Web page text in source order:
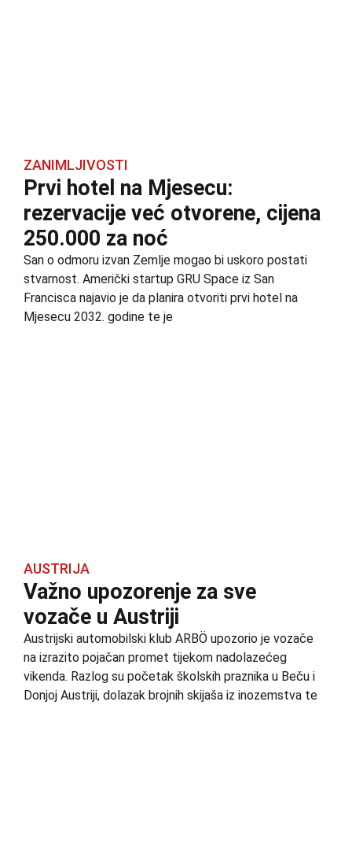
ZANIMLJIVOSTI
Prvi hotel na Mjesecu:
rezervacije već otvorene, cijena
250.000 za noć
San o odmoru izvan Zemlje mogao bi uskoro postati
stvarnost. Američki startup GRU Space iz San
Francisca najavio je da planira otvoriti prvi hotel na
Mjesecu 2032. godine te je
AUSTRIJA
Važno upozorenje za sve
vozače u Austriji
Austrijski automobilski klub ARBÖ upozorio je vozače
na izrazito pojačan promet tijekom nadolazećeg
vikenda. Razlog su početak školskih praznika u Beču i
Donjoj Austriji, dolazak brojnih skijaša iz inozemstva te